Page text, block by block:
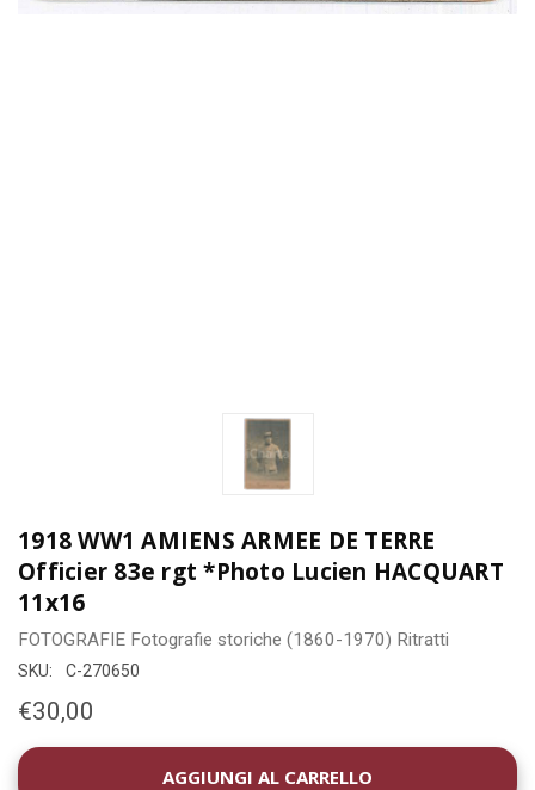
1918 WW1 AMIENS ARMEE DE TERRE
Officier 83e rgt *Photo Lucien HACQUART
11x16
FOTOGRAFIE Fotografie storiche (1860-1970) Ritratti
SKU: C-270650
€30,00
DISPONIBILITÀ